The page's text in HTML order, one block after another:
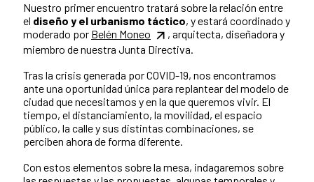
Nuestro primer encuentro tratará sobre la relación entre
el diseño y el urbanismo táctico, y estará coordinado y
moderado por Belén Moneo
, arquitecta, diseñadora y
miembro de nuestra Junta Directiva.
Tras la crisis generada por COVID-19, nos encontramos
ante una oportunidad única para replantear del modelo de
ciudad que necesitamos y en la que queremos vivir. El
tiempo, el distanciamiento, la movilidad, el espacio
público, la calle y sus distintas combinaciones, se
perciben ahora de forma diferente.
Con estos elementos sobre la mesa, indagaremos sobre